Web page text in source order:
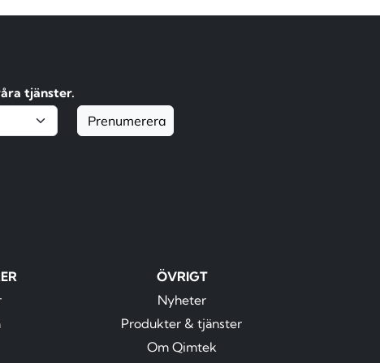
tjänster.
Prenumerera
ÖVRIGT
Nyheter
Produkter & tjänster
Om Qimtek